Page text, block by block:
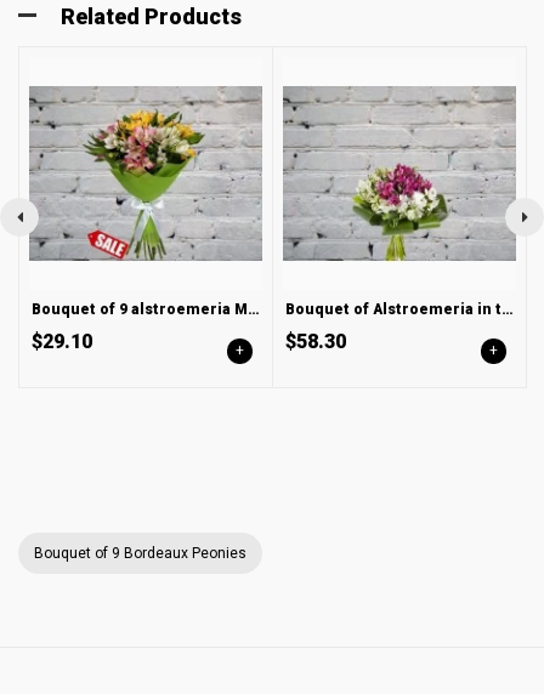
Related Products
Bouquet of 9 alstroemeria MIX in a Green Package
$29.10 +
Bouquet of Alstroemeria in the design
$58.30 +
Bouquet of 9 Bordeaux Peonies